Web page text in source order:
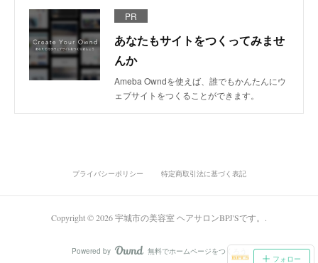
PR
あなたもサイトをつくってみませ
んか
Ameba Owndを使えば、誰でもかんたんにウ
ェブサイトをつくることができます。
フォロー
プライバシーポリシー 特定商取引法に基づく表記
Copyright ©2026宇城市の美容室 ヘアサロンBPJ'Sです。 .
Powered by AmebaOwnd
無料でホームページをつくろう